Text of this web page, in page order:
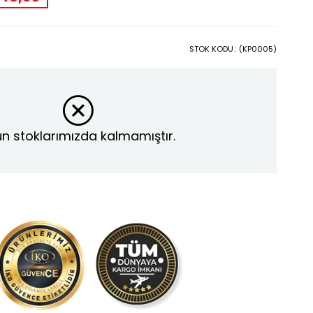
STOK KODU (KP0005)
stoklarımızda kalmamıştır.